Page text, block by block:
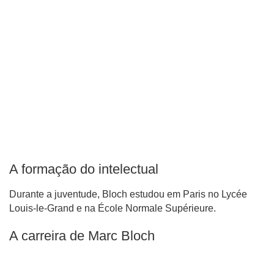
A formação do intelectual
Durante a juventude, Bloch estudou em Paris no Lycée
Louis-le-Grand e na École Normale Supérieure.
A carreira de Marc Bloch